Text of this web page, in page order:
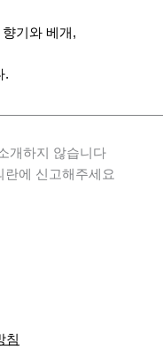
기와 베개,
.
개하지 않습니다
란에 신고해주세요
침